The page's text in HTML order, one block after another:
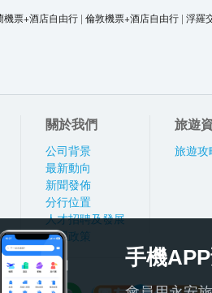
機票+酒店自由行 | 倫敦機票+酒店自由行 | 浮羅
關於我們
公司背景
最新動向
新聞發佈
分行位置
人才招聘及發展
私隱政策
旅遊
旅遊攻
手機